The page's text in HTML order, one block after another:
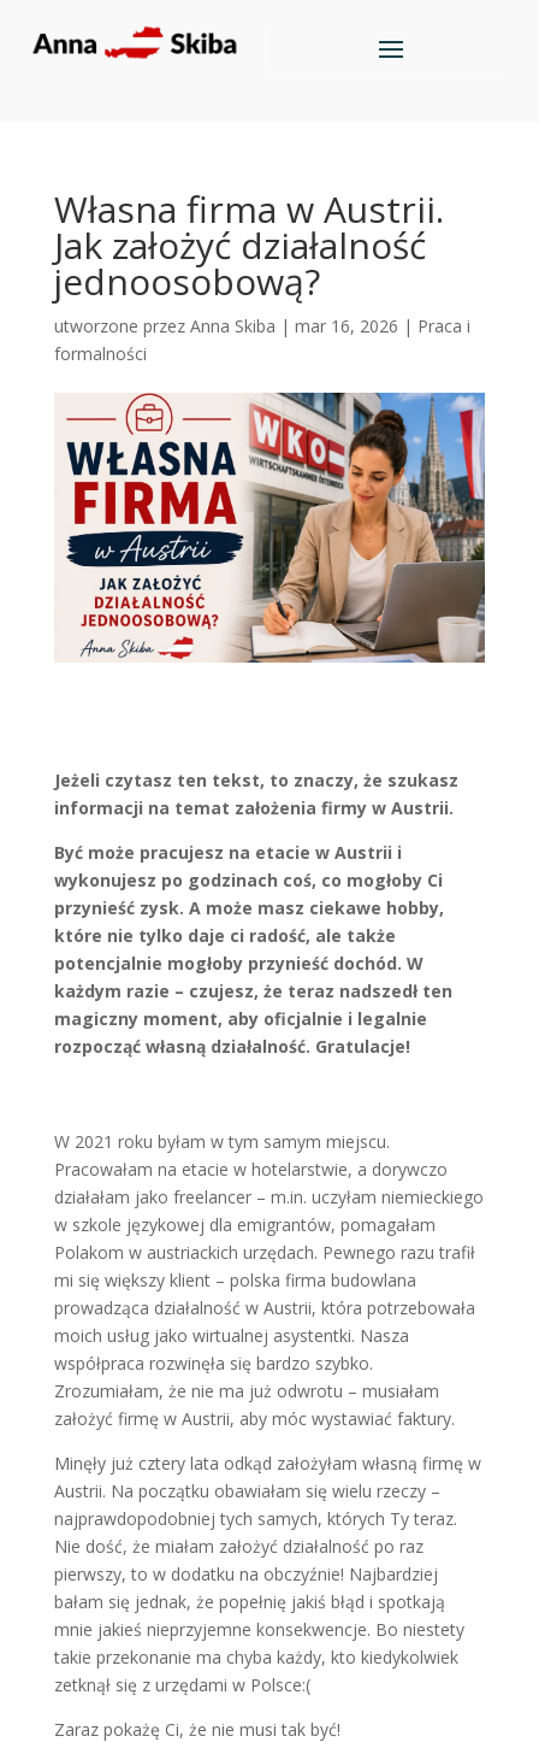
Własna firma w Austrii.
Jak założyć działalność
jednoosobową?
utworzone przez Anna Skiba | mar 16, 2026 | Praca i
formalności
Jeżeli czytasz ten tekst, to znaczy, że szukasz
informacji na temat założenia firmy w Austrii.
Być może pracujesz na etacie w Austrii i
wykonujesz po godzinach coś, co mogłoby Ci
przynieść zysk. A może masz ciekawe hobby,
które nie tylko daje ci radość, ale także
potencjalnie mogłoby przynieść dochód. W
każdym razie – czujesz, że teraz nadszedł ten
magiczny moment, aby oficjalnie i legalnie
rozpocząć własną działalność. Gratulacje!
W 2021 roku byłam w tym samym miejscu.
Pracowałam na etacie w hotelarstwie, a dorywczo
działałam jako freelancer – m.in. uczyłam niemieckiego
w szkole językowej dla emigrantów, pomagałam
Polakom w austriackich urzędach. Pewnego razu trafił
mi się większy klient – polska firma budowlana
prowadząca działalność w Austrii, która potrzebowała
moich usług jako wirtualnej asystentki. Nasza
współpraca rozwinęła się bardzo szybko.
Zrozumiałam, że nie ma już odwrotu – musiałam
założyć firmę w Austrii, aby móc wystawiać faktury.
Minęły już cztery lata odkąd założyłam własną firmę w
Austrii. Na początku obawiałam się wielu rzeczy –
najprawdopodobniej tych samych, których Ty teraz.
Nie dość, że miałam założyć działalność po raz
pierwszy, to w dodatku na obczyźnie! Najbardziej
bałam się jednak, że popełnię jakiś błąd i spotkają
mnie jakieś nieprzyjemne konsekwencje. Bo niestety
takie przekonanie ma chyba każdy, kto kiedykolwiek
zetknął się z urzędami w Polsce:(
Zaraz pokażę Ci, że nie musi tak być!